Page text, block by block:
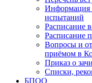
Информация
испытаний
Расписание
Расписание
Вопросы и
приёмом в
Приказ о
Списки,
БПОО